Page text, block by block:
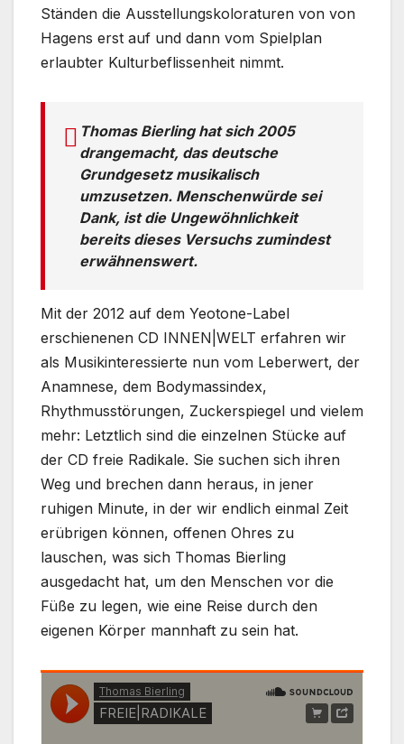
Ständen die Ausstellungskoloraturen von von
Hagens erst auf und dann vom Spielplan
erlaubter Kulturbeflissenheit nimmt.
Thomas Bierling hat sich 2005
drangemacht, das deutsche
Grundgesetz musikalisch
umzusetzen. Menschenwürde sei
Dank, ist die Ungewöhnlichkeit
bereits dieses Versuchs zumindest
erwähnenswert.
Mit der 2012 auf dem Yeotone-Label
erschienenen CD INNEN|WELT erfahren wir
als Musikinteressierte nun vom Leberwert, der
Anamnese, dem Bodymassindex,
Rhythmusstörungen, Zuckerspiegel und vielem
mehr: Letztlich sind die einzelnen Stücke auf
der CD freie Radikale. Sie suchen sich ihren
Weg und brechen dann heraus, in jener
ruhigen Minute, in der wir endlich einmal Zeit
erübrigen können, offenen Ohres zu
lauschen, was sich Thomas Bierling
ausgedacht hat, um den Menschen vor die
Füße zu legen, wie eine Reise durch den
eigenen Körper mannhaft zu sein hat.